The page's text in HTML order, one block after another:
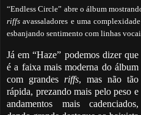
“Endless Circle” abre o álbum
riffs avassaladores e uma
esbanjando sentimento com linhas
Já em “Haze” podemos dizer que
é a faixa mais moderna do álbum
com grandes riffs, mas não tão
rápida, prezando mais pelo peso e
andamentos mais cadenciados,